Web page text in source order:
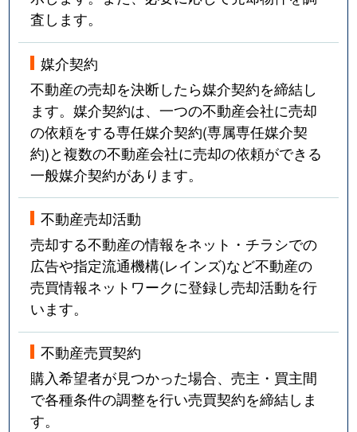
査します。
媒介契約
不動産の売却を決断したら媒介契約を締結し
ます。媒介契約は、一つの不動産会社に売却
の依頼をする専任媒介契約(専属専任媒介契
約)と複数の不動産会社に売却の依頼ができる
一般媒介契約があります。
不動産売却活動
売却する不動産の情報をネット・チラシでの
広告や指定流通機構(レインズ)など不動産の
売買情報ネットワークに登録し売却活動を行
います。
不動産売買契約
購入希望者が見つかった場合、売主・買主間
で各種条件の調整を行い売買契約を締結しま
す。